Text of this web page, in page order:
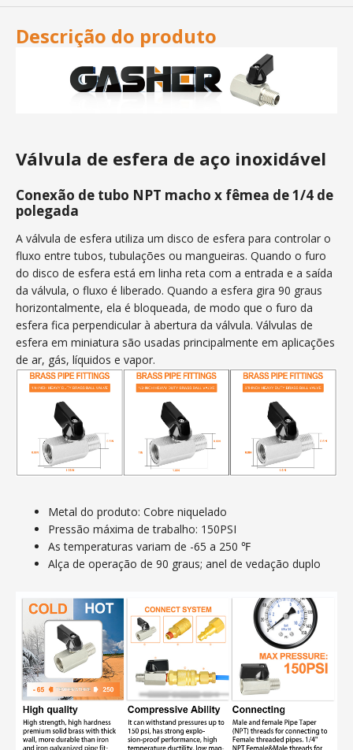
Descrição do produto
Válvula de esfera de aço inoxidável
Conexão de tubo NPT macho x fêmea de 1/4 de
polegada
A válvula de esfera utiliza um disco de esfera para controlar o
fluxo entre tubos, tubulações ou mangueiras. Quando o furo
do disco de esfera está em linha reta com a entrada e a saída
da válvula, o fluxo é liberado. Quando a esfera gira 90 graus
horizontalmente, ela é bloqueada, de modo que o furo da
esfera fica perpendicular à abertura da válvula. Válvulas de
esfera em miniatura são usadas principalmente em aplicações
de ar, gás, líquidos e vapor.
Metal do produto: Cobre niquelado
Pressão máxima de trabalho: 150PSI
As temperaturas variam de -65 a 250 ℉
Alça de operação de 90 graus; anel de vedação duplo